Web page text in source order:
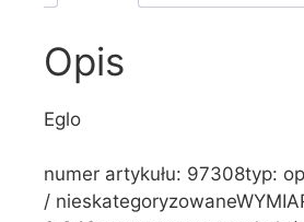
Opis
Eglo
numer artykułu: 97308typ:
/